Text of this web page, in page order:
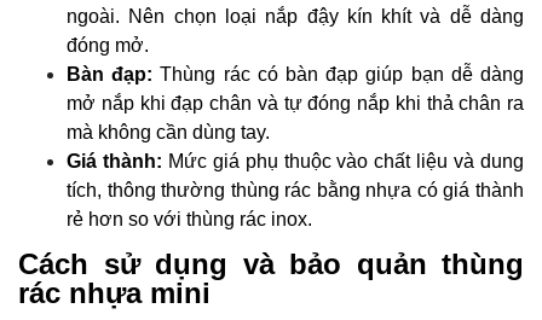
ngoài. Nên chọn loại nắp đậy kín khít và dễ dàng
đóng mở.
Bàn đạp: Thùng rác có bàn đạp giúp bạn dễ dàng
mở nắp khi đạp chân và tự đóng nắp khi thả chân ra
mà không cần dùng tay.
Giá thành: Mức giá phụ thuộc vào chất liệu và dung
tích, thông thường thùng rác bằng nhựa có giá thành
rẻ hơn so với thùng rác inox.
Cách sử dụng và bảo quản thùng
rác nhựa mini